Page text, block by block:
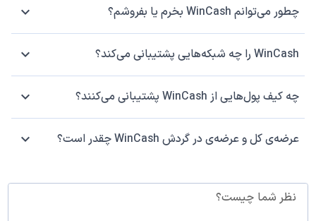
چطور می‌توانم WinCash بخرم یا بفروشم؟
WinCash را چه شبکه‌هایی پشتیبانی می‌کند؟
چه کیف پول‌هایی از WinCash پشتیبانی می‌کنند؟
عرضه‌ی کل و عرضه‌ی در گردش WinCash چقدر است؟
نظر شما چیست؟